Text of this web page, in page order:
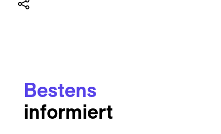
Bestens
informiert